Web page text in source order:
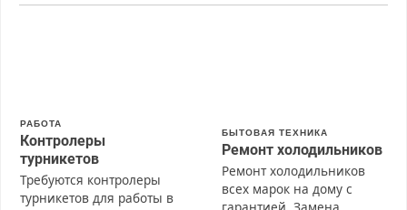
РАБОТА
Контролеры
турникетов
Требуются контролеры
турникетов для работы в
БЫТОВАЯ ТЕХНИКА
Ремонт холодильников
Ремонт холодильников
всех марок на дому с